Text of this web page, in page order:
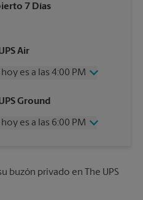
7 Días
Air
es a las 4:00 PM
Ground
es a las 6:00 PM